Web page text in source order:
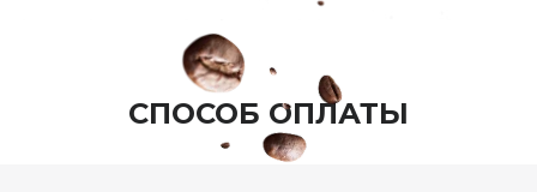
СПОСОБ ОПЛАТЫ